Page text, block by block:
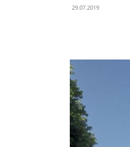
29.07.2019